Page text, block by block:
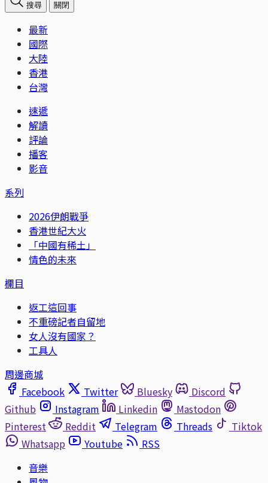
搜尋 關閉
最新
國際
大陸
香港
台灣
速遞
解讀
評論
播客
影音
系列
2026伊朗戰爭
香港世紀大火
「中國有稀土」
情色的未來
欄目
返工這回事
不重磅記者自留地
女人沒有國家？
工具人
周邊商城
Facebook
Twitter Bluesky
Discord
Github
Instagram Linkedin
Mastodon
Pinterest
Reddit Telegram Threads
Tiktok
Whatsapp
Youtube
RSS
音樂